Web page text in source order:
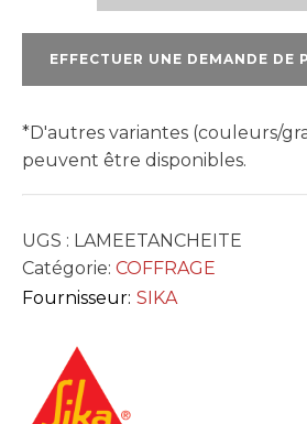
EFFECTUER UNE DEMANDE DE
*D'autres variantes (couleurs/
peuvent être disponibles.
UGS : LAMEETANCHEITE
Catégorie: COFFRAGE
Fournisseur: SIKA